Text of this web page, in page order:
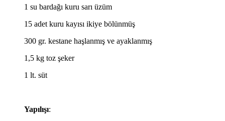
1 su bardağı kuru sarı üzüm
15 adet kuru kayısı ikiye bölünmüş
300 gr. kestane haşlanmış ve ayaklanmış
1,5 kg toz şeker
1 lt. süt
Yapılışı: